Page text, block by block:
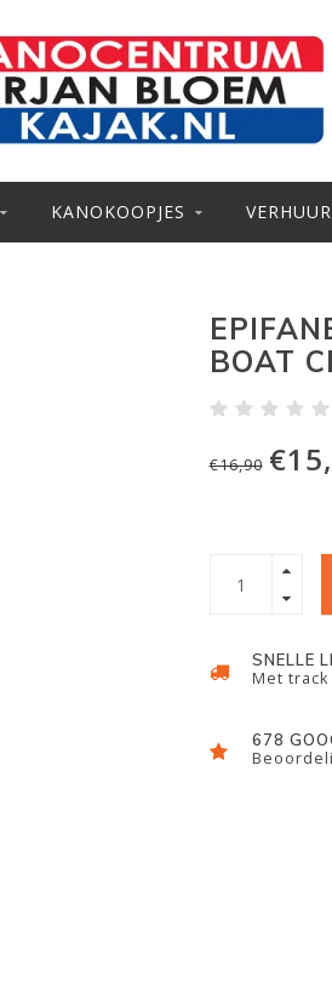
KANOKOOPJES VERHUUR
BOAT
€16,90
SNELLE
Met
678